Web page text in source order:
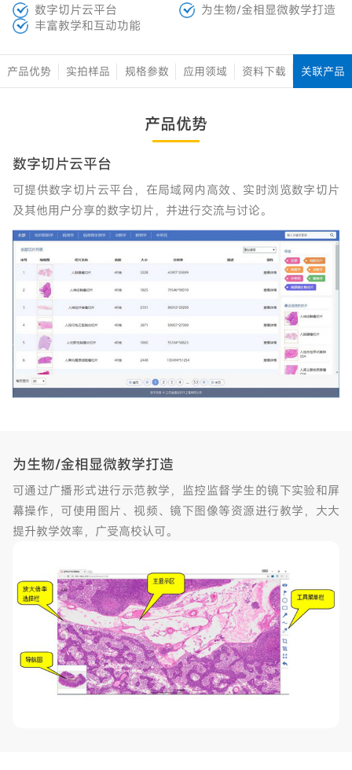
数字切片云平台
为生物/金相显微教学打造
丰富教学和互动功能
产品优势 实拍样品 规格参数 应用领域 资料下载 关联产品
产品优势
数字切片云平台
可提供数字切片云平台，在局域网内高效、实时浏览数字切片
及其他用户分享的数字切片，并进行交流与讨论。
为生物/金相显微教学打造
可通过广播形式进行示范教学，监控监督学生的镜下实验和屏
幕操作，可使用图片、视频、镜下图像等资源进行教学，大大
提升教学效率，广受高校认可。